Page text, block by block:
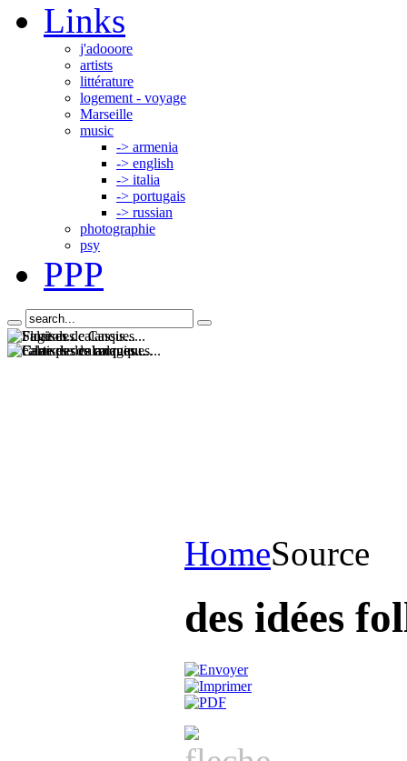
Links
j'adooore
artists
littérature
logement - voyage
Marseille
music
-> armenia
-> english
-> italia
-> portugais
-> russian
photographie
psy
PPP
HomeSource
des idées